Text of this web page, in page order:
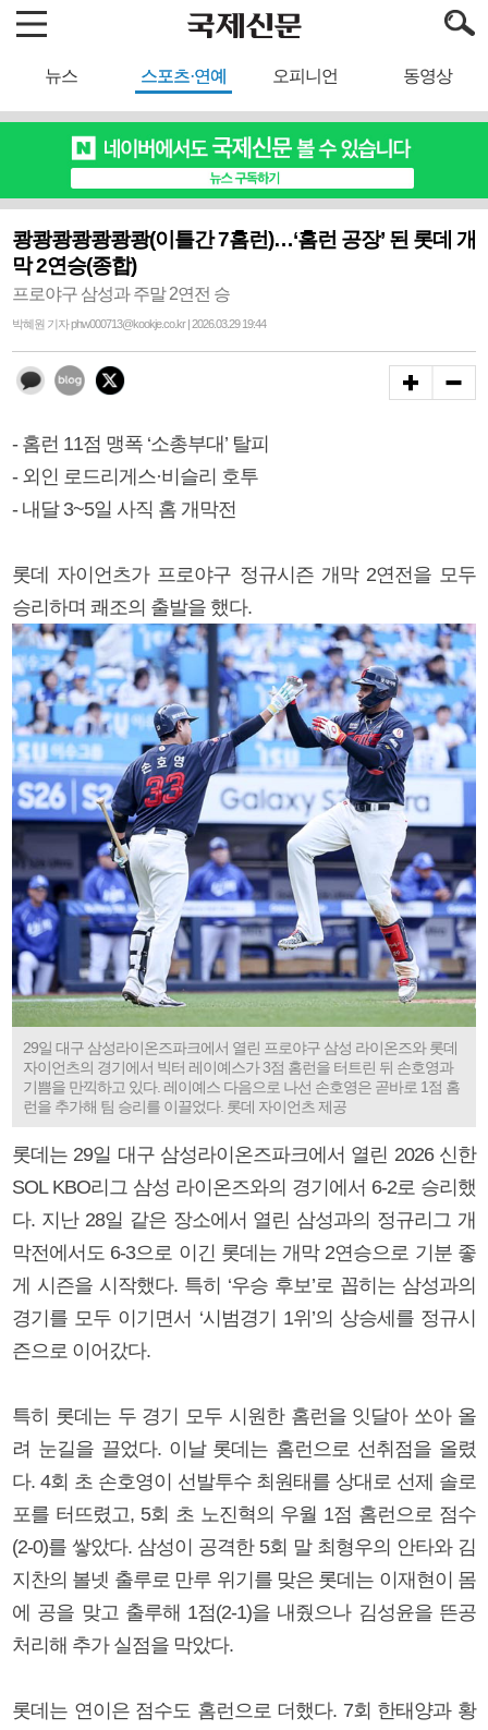
뉴스 스포츠·연예 오피니언 동영상
쾅쾅쾅쾅쾅쾅쾅(이틀간 7홈런)…‘홈런 공장’ 된 롯데 개
막 2연승(종합)
프로야구 삼성과 주말 2연전 승
박혜원 기자 phw000713@kookje.co.kr | 2026.03.29 19:44
- 홈런 11점 맹폭 ‘소총부대’ 탈피
- 외인 로드리게스·비슬리 호투
- 내달 3~5일 사직 홈 개막전
롯데 자이언츠가 프로야구 정규시즌 개막 2연전을 모두
승리하며 쾌조의 출발을 했다.
29일 대구 삼성라이온즈파크에서 열린 프로야구 삼성 라이온즈와 롯데
자이언츠의 경기에서 빅터 레이예스가 3점 홈런을 터트린 뒤 손호영과
기쁨을 만끽하고 있다. 레이예스 다음으로 나선 손호영은 곧바로 1점 홈
런을 추가해 팀 승리를 이끌었다. 롯데 자이언츠 제공
롯데는 29일 대구 삼성라이온즈파크에서 열린 2026 신한
SOL KBO리그 삼성 라이온즈와의 경기에서 6-2로 승리했
다. 지난 28일 같은 장소에서 열린 삼성과의 정규리그 개
막전에서도 6-3으로 이긴 롯데는 개막 2연승으로 기분 좋
게 시즌을 시작했다. 특히 ‘우승 후보’로 꼽히는 삼성과의
경기를 모두 이기면서 ‘시범경기 1위’의 상승세를 정규시
즌으로 이어갔다.
특히 롯데는 두 경기 모두 시원한 홈런을 잇달아 쏘아 올
려 눈길을 끌었다. 이날 롯데는 홈런으로 선취점을 올렸
다. 4회 초 손호영이 선발투수 최원태를 상대로 선제 솔로
포를 터뜨렸고, 5회 초 노진혁의 우월 1점 홈런으로 점수
(2-0)를 쌓았다. 삼성이 공격한 5회 말 최형우의 안타와 김
지찬의 볼넷 출루로 만루 위기를 맞은 롯데는 이재현이 몸
에 공을 맞고 출루해 1점(2-1)을 내줬으나 김성윤을 뜬공
처리해 추가 실점을 막았다.
롯데는 연이은 점수도 홈런으로 더했다. 7회 한태양과 황